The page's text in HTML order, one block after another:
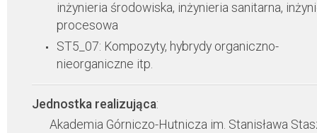
inżynieria środowiska, inżynieria sanitarna,
procesowa
ST5_07: Kompozyty, hybrydy organiczno-
nieorganiczne itp.
Jednostka realizująca:
Akademia Górniczo-Hutnicza im. Stanisława